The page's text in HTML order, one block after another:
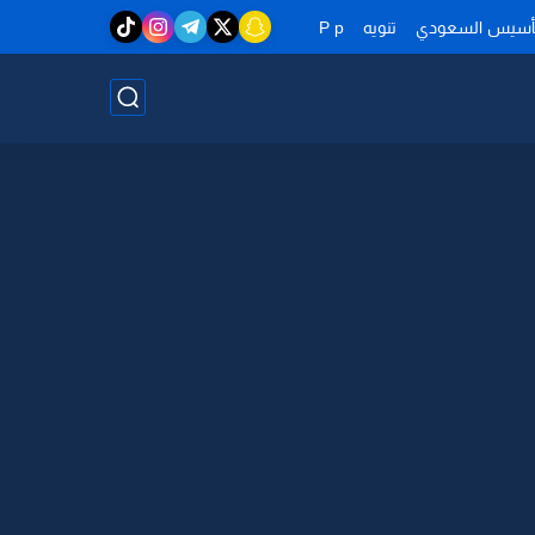
السعودي تنويه P p